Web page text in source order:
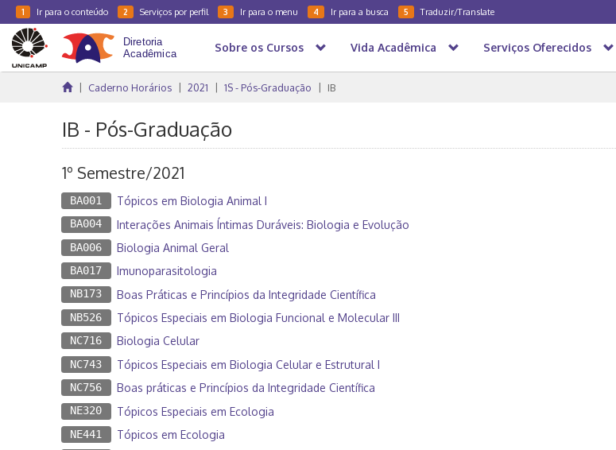
1 Ir para o conteúdo 2 Serviços por perfil 3 Ir para o menu 4 Ir para a busca 5 Traduzir/Translate
Sobre os Cursos Vida Acadêmica Serviços Oferecidos
Caderno Horários 2021 1S - Pós-Graduação IB
IB - Pós-Graduação
1º Semestre/2021
BA001 Tópicos em Biologia Animal I
BA004 Interações Animais Íntimas Duráveis: Biologia e Evolução
BA006 Biologia Animal Geral
BA017 Imunoparasitologia
NB173 Boas Práticas e Princípios da Integridade Científica
NB526 Tópicos Especiais em Biologia Funcional e Molecular III
NC716 Biologia Celular
NC743 Tópicos Especiais em Biologia Celular e Estrutural I
NC756 Boas práticas e Princípios da Integridade Científica
NE320 Tópicos Especiais em Ecologia
NE441 Tópicos em Ecologia